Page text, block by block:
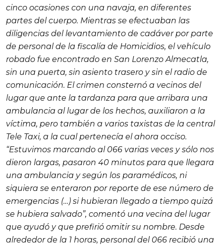
cinco ocasiones con una navaja, en diferentes
partes del cuerpo. Mientras se efectuaban las
diligencias del levantamiento de cadáver por parte
de personal de la fiscalía de Homicidios, el vehículo
robado fue encontrado en San Lorenzo Almecatla,
sin una puerta, sin asiento trasero y sin el radio de
comunicación. El crimen consternó a vecinos del
lugar que ante la tardanza para que arribara una
ambulancia al lugar de los hechos, auxiliaron a la
víctima, pero también a varios taxistas de la central
Tele Taxi, a la cual pertenecía el ahora occiso.
“Estuvimos marcando al 066 varias veces y sólo nos
dieron largas, pasaron 40 minutos para que llegara
una ambulancia y según los paramédicos, ni
siquiera se enteraron por reporte de ese número de
emergencias (…) si hubieran llegado a tiempo quizá
se hubiera salvado”, comentó una vecina del lugar
que ayudó y que prefirió omitir su nombre. Desde
alrededor de la 1 horas, personal del 066 recibió una